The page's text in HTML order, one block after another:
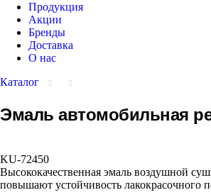
Продукция
Акции
Бренды
Доставка
О нас
Каталог
Эмаль автомобильная
KU-72450
Высококачественная эмаль воздушной
повышают устойчивость лакокрасочного